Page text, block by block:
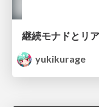
継続モナドとリ
yukikurage